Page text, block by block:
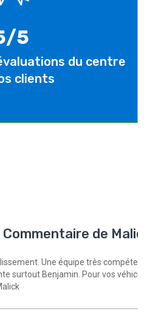
5
du centre
clients
de Malick
Une équipe très compétente,
Benjamin. Pour vos véhicules